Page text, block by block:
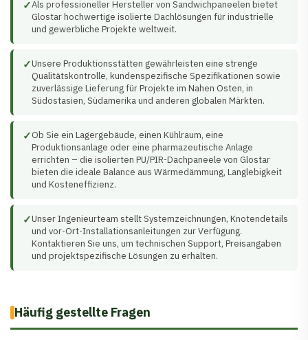
✓Als professioneller Hersteller von Sandwichpaneelen bietet
Glostar hochwertige isolierte Dachlösungen für industrielle
und gewerbliche Projekte weltweit.
✓Unsere Produktionsstätten gewährleisten eine strenge
Qualitätskontrolle, kundenspezifische Spezifikationen sowie
zuverlässige Lieferung für Projekte im Nahen Osten, in
Südostasien, Südamerika und anderen globalen Märkten.
✓Ob Sie ein Lagergebäude, einen Kühlraum, eine
Produktionsanlage oder eine pharmazeutische Anlage
errichten – die isolierten PU/PIR-Dachpaneele von Glostar
bieten die ideale Balance aus Wärmedämmung, Langlebigkeit
und Kosteneffizienz.
✓Unser Ingenieurteam stellt Systemzeichnungen, Knotendetails
und vor-Ort-Installationsanleitungen zur Verfügung.
Kontaktieren Sie uns, um technischen Support, Preisangaben
und projektspezifische Lösungen zu erhalten.
Häufig gestellte Fragen